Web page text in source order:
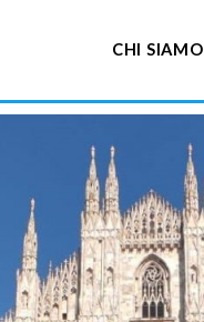
CHI SIAMO